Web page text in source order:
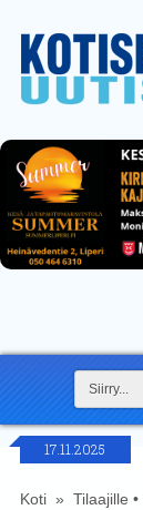
17.11.2025
Koti» Tilaajille •